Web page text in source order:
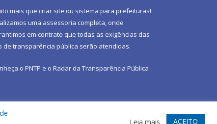
mais que criar site ou sistema para prefeituras!
uma assessoria completa, onde
em contrato que todas as exigências das
de transparência pública serão atendidas.
o PNTP e o Radar da Transparência Pública
Acessar Webmail
Leia mais ACEITO